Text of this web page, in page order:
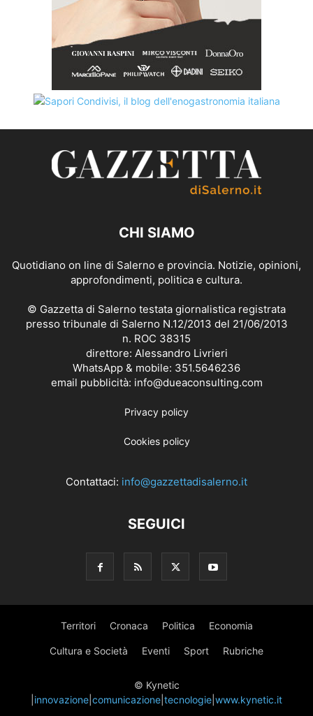
CHI SIAMO
Quotidiano on line di Salerno e provincia. Notizie, opinioni,
approfondimenti, politica e cultura.
© Gazzetta di Salerno testata giornalistica registrata
presso tribunale di Salerno N.12/2013 del 21/06/2013
n. ROC 38315
direttore: Alessandro Livrieri
WhatsApp & mobile: 351.5646236
email pubblicità: info@dueaconsulting.com
Privacy policy
Cookies policy
Contattaci: info@gazzettadisalerno.it
SEGUICI
Territori Cronaca Politica Economia
Cultura e Società Eventi Sport Rubriche
© Kynetic
innovazione comunicazione tecnologie www.kynetic.it